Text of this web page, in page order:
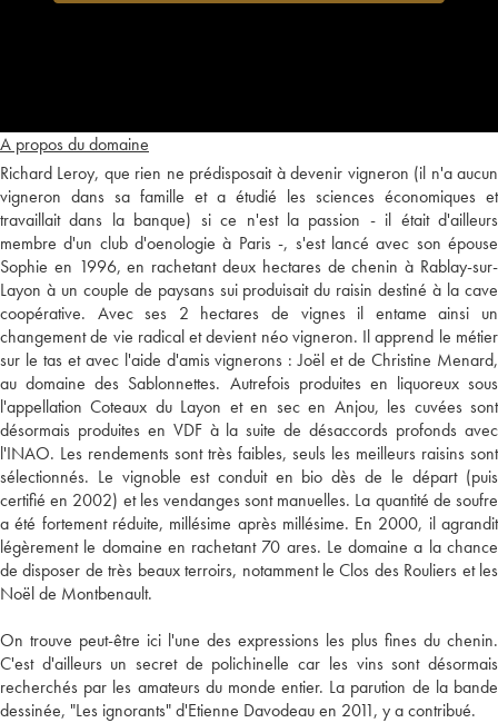
A propos du domaine
Richard Leroy, que rien ne prédisposait à devenir vigneron (il n'a aucun
vigneron dans sa famille et a étudié les sciences économiques et
travaillait dans la banque) si ce n'est la passion - il était d'ailleurs
membre d'un club d'oenologie à Paris -, s'est lancé avec son épouse
Sophie en 1996, en rachetant deux hectares de chenin à Rablay-sur-
Layon à un couple de paysans sui produisait du raisin destiné à la cave
coopérative. Avec ses 2 hectares de vignes il entame ainsi un
changement de vie radical et devient néo vigneron. Il apprend le métier
sur le tas et avec l'aide d'amis vignerons : Joël et de Christine Menard,
au domaine des Sablonnettes. Autrefois produites en liquoreux sous
l'appellation Coteaux du Layon et en sec en Anjou, les cuvées sont
désormais produites en VDF à la suite de désaccords profonds avec
l'INAO. Les rendements sont très faibles, seuls les meilleurs raisins sont
sélectionnés. Le vignoble est conduit en bio dès de le départ (puis
certifié en 2002) et les vendanges sont manuelles. La quantité de soufre
a été fortement réduite, millésime après millésime. En 2000, il agrandit
légèrement le domaine en rachetant 70 ares. Le domaine a la chance
de disposer de très beaux terroirs, notamment le Clos des Rouliers et les
Noël de Montbenault.
On trouve peut-être ici l'une des expressions les plus fines du chenin.
C'est d'ailleurs un secret de polichinelle car les vins sont désormais
recherchés par les amateurs du monde entier. La parution de la bande
dessinée, "Les ignorants" d'Etienne Davodeau en 2011, y a contribué.